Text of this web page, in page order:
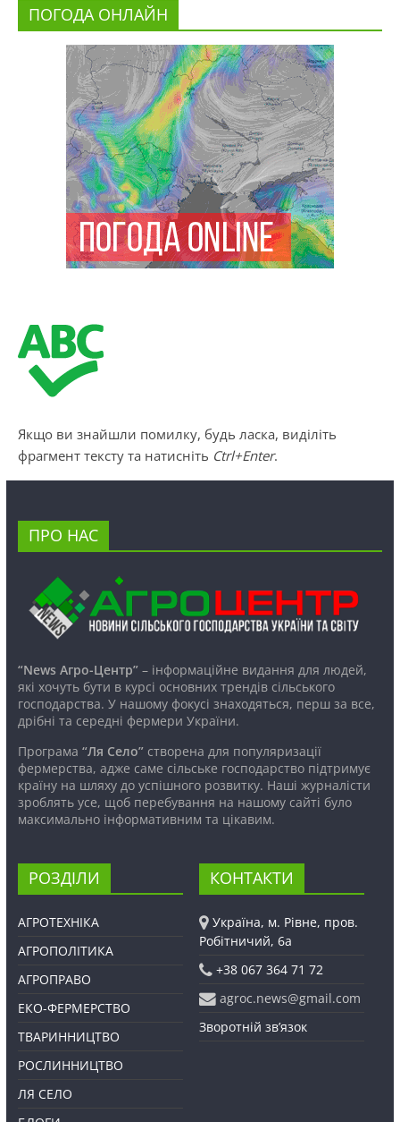
ПОГОДА ОНЛАЙН
Якщо ви знайшли помилку, будь ласка, виділіть
фрагмент тексту та натисніть Ctrl+Enter.
ПРО НАС
“News Агро-Центр”– інформаційне видання для людей,
які хочуть бути в курсі основних трендів сільського
господарства. У нашому фокусі знаходяться, перш за все,
дрібні та середні фермери України.
Програма “Ля Село”створена для популяризації
фермерства, адже саме сільське господарство підтримує
країну на шляху до успішного розвитку. Наші журналісти
зроблять усе, щоб перебування на нашому сайті було
максимально інформативним та цікавим.
РОЗДІЛИ
АГРОТЕХНІКА
АГРОПОЛІТИКА
АГРОПРАВО
ЕКО-ФЕРМЕРСТВО
ТВАРИННИЦТВО
РОСЛИННИЦТВО
ЛЯ СЕЛО
КОНТАКТИ
Україна, м. Рівне, пров.
Робітничий, 6а
+38 067 364 71 72
agroc.news@gmail.com
Зворотній зв’язок